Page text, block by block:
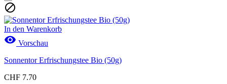

In den Warenkorb
 Vorschau
Sonnentor Erfrischungstee Bio (50g)
CHF 7.70